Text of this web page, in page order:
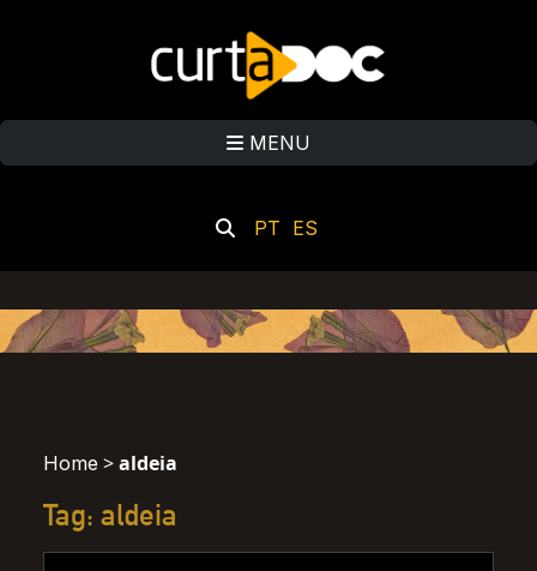
MENU
PT ES
Home >aldeia
Tag: aldeia